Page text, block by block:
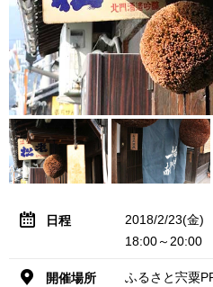
日程
2018/2/23(金)
18:00～20:00
開催場所 ふるさと宍粟